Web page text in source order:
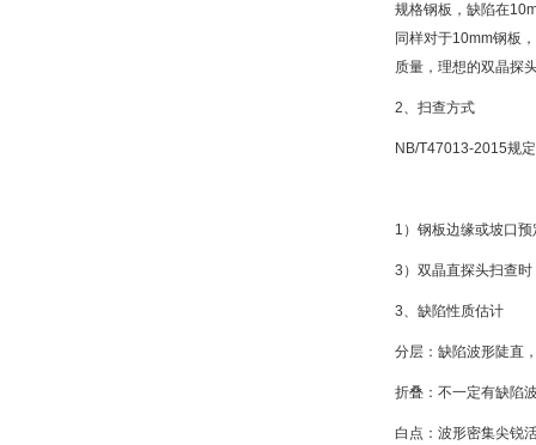
规格钢板，缺陷在
同样对于10mm钢板
质量，理想的双晶探
2、扫查方式
NB/T47013-2015规
1）钢板边缘或坡口
3）双晶直探头扫查
3、缺陷性质估计
分层：缺陷波形陡直
折叠：不一定有缺陷
白点：波形密集尖锐